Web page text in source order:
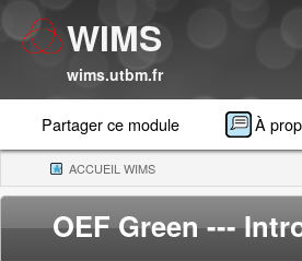
WIMS
wims.utbm.fr
Partager ce module À
ACCUEIL WIMS(CURRENT)
OEF Green---